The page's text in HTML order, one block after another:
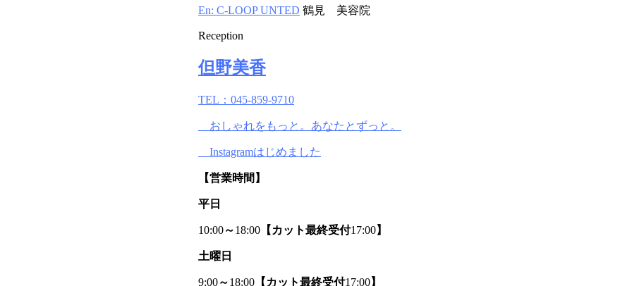
En: C-LOOP UNTED 鶴見 美容院
Reception
但野美香
TEL：045-859-9710
おしゃれをもっと。あなたとずっと。
Instagramはじめました
【営業時間】
平日
10:00～18:00 【カット最終受付17:00】
土曜日
9:00～18:00 【カット最終受付17:00】